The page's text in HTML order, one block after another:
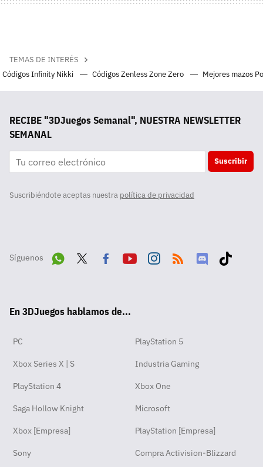
TEMAS DE INTERÉS
Códigos Infinity Nikki
Códigos Zenless Zone Zero Mejores mazos
RECIBE "3DJuegos Semanal", NUESTRA NEWSLETTER
SEMANAL
Suscribir
Suscribiéndote aceptas nuestra política de privacidad
Síguenos
pp
ok
En 3DJuegos hablamos de...
PC PlayStation 5
Xbox Series X | S Industria Gaming
PlayStation 4 Xbox One
Saga Hollow Knight Microsoft
Xbox [Empresa] PlayStation [Empresa]
Sony Compra Activision-Blizzard